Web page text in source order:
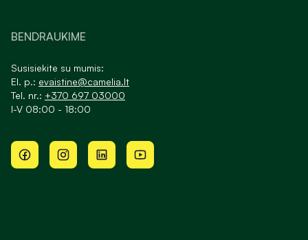
BENDRAUKIME
Susisiekite su mumis:
El. p.: evaistine@camelia.lt
Tel. nr.: +370 697 03000
I-V 08:00 - 18:00